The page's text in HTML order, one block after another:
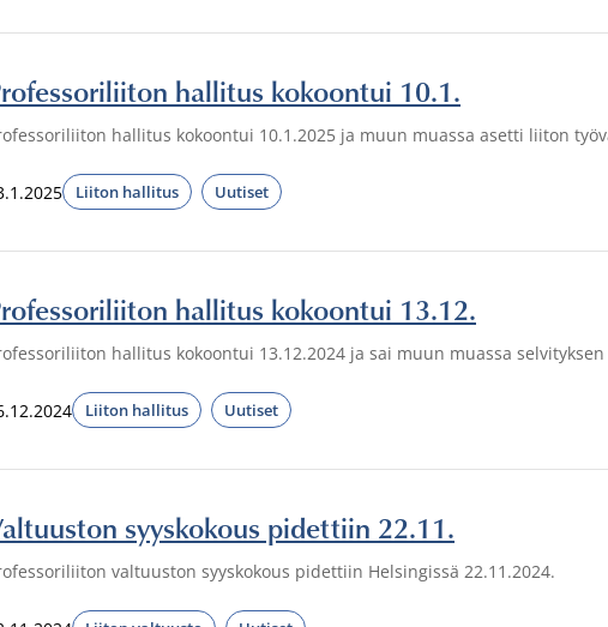
hallitus kokoontui 10.1.
hallitus kokoontui 10.1.2025 ja muun muassa asetti liiton
Liiton hallitus Uutiset
hallitus kokoontui 13.12.
hallitus kokoontui 13.12.2024 ja sai muun muassa
Liiton hallitus Uutiset
syyskokous pidettiin 22.11.
valtuuston syyskokous pidettiin Helsingissä 22.11.2024.